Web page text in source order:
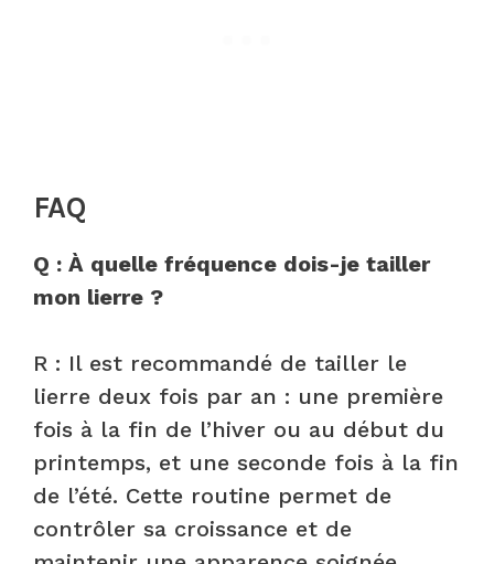
FAQ
Q : À quelle fréquence dois-je tailler
mon lierre ?
R : Il est recommandé de tailler le
lierre deux fois par an : une première
fois à la fin de l’hiver ou au début du
printemps, et une seconde fois à la fin
de l’été. Cette routine permet de
contrôler sa croissance et de